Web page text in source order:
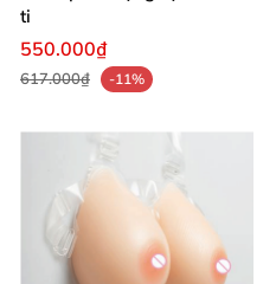
ti
550.000₫
617.000₫ -11%